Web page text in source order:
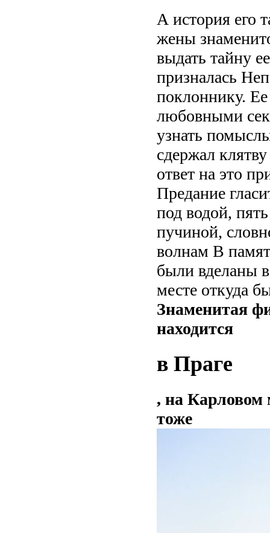
А история его
жены
выдать тайну
призналась
поклоннику.
любовными
узнать
сдержал
ответ на это
Предание
под водой,
пучиной,
волнам В
были вделаны
месте откуда
Знаменитая
находится
в Праге
, на Карловом
тоже